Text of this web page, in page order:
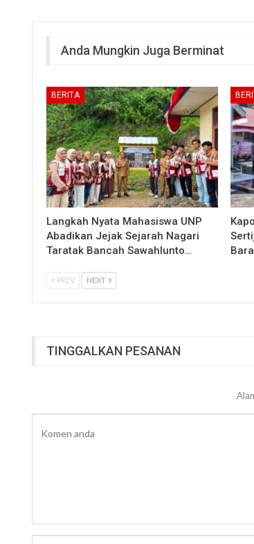
Anda Mungkin Juga Berminat
BERITA
Langkah Nyata Mahasiswa UNP
Abadikan Jejak Sejarah Nagari
Taratak Bancah Sawahlunto…
PREV NEXT
TINGGALKAN PESANAN